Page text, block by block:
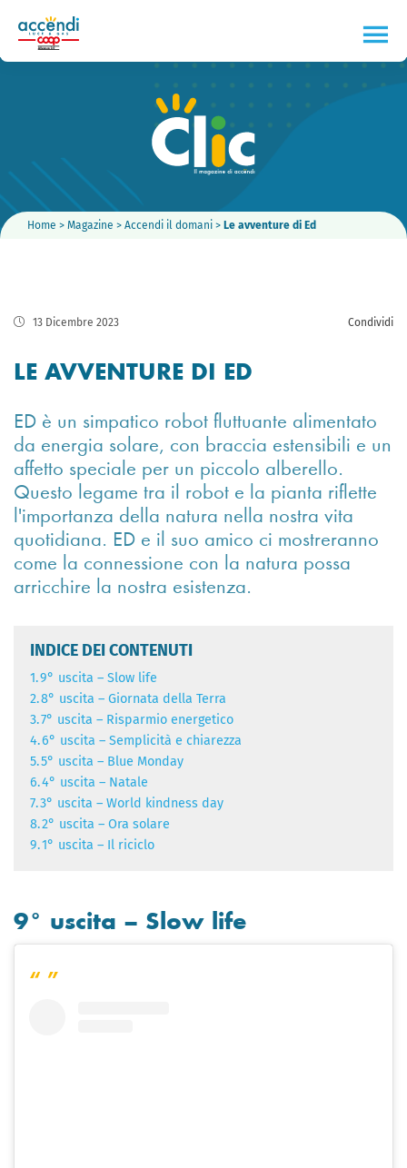
Home > Magazine > Accendi il domani > Le avventure di Ed
13 Dicembre 2023 Condividi
LE AVVENTURE DI ED
ED è un simpatico robot fluttuante alimentato
da energia solare, con braccia estensibili e un
affetto speciale per un piccolo alberello.
Questo legame tra il robot e la pianta riflette
l'importanza della natura nella nostra vita
quotidiana. ED e il suo amico ci mostreranno
come la connessione con la natura possa
arricchire la nostra esistenza.
INDICE DEI CONTENUTI
1.9° uscita – Slow life
2.8° uscita – Giornata della Terra
3.7° uscita – Risparmio energetico
4.6° uscita – Semplicità e chiarezza
5.5° uscita – Blue Monday
6.4° uscita – Natale
7.3° uscita – World kindness day
8.2° uscita – Ora solare
9.1° uscita – Il riciclo
9° uscita – Slow life